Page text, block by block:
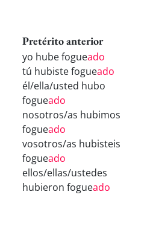
Pretérito anterior
yo hube fogueado
tú hubiste fogueado
él/ella/usted hubo
fogueado
nosotros/as hubimos
fogueado
vosotros/as hubisteis
fogueado
ellos/ellas/ustedes
hubieron fogueado